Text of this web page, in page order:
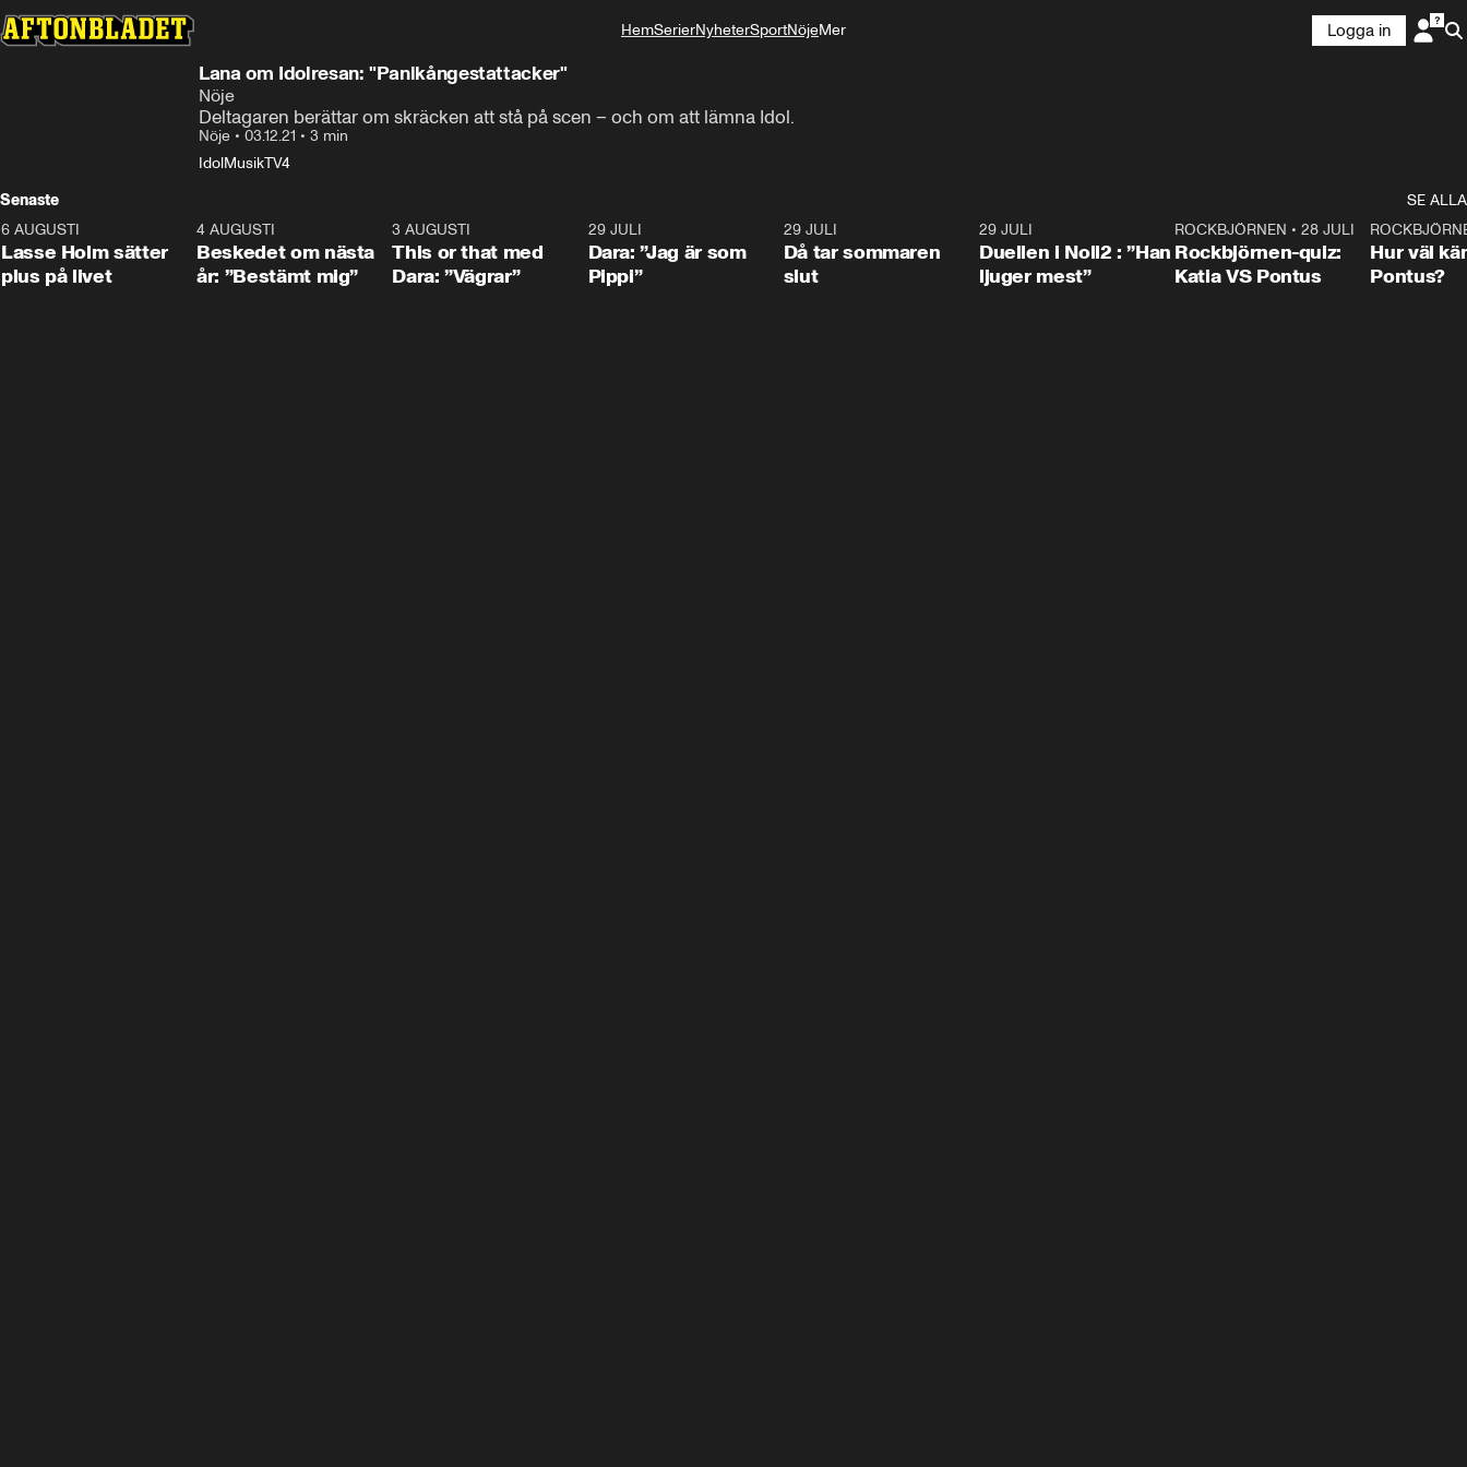
HemSerierNyheterSportNöjeMer
Logga in
Lana om Idolresan: "Panikångestattacker"
Nöje
Deltagaren berättar om skräcken att stå på scen – och om att lämna Idol.
Nöje • 03.12.21 • 3 min
IdolMusikTV4
Senaste
SE ALLA
1:04
6 AUGUSTI
Lasse Holm sätter
plus på livet
0:24
4 AUGUSTI
Beskedet om nästa
år: ”Bestämt mig”
3 AUGUSTI
This or that med
Dara: ”Vägrar”
29 JULI
Dara: ”Jag är som
Pippi”
29 JULI
Då tar sommaren
slut
29 JULI
Duellen i Noll2 : ”Han
ljuger mest”
0:15
ROCKBJÖRNEN •28 JULI
Rockbjörnen-quiz:
Katia VS Pontus
Hur väl
Pontus?